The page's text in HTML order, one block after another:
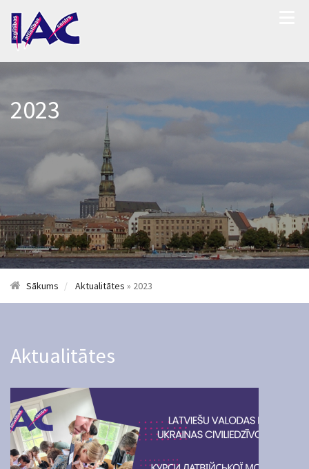
2023
Sākums Aktualitātes » 2023
Aktualitātes